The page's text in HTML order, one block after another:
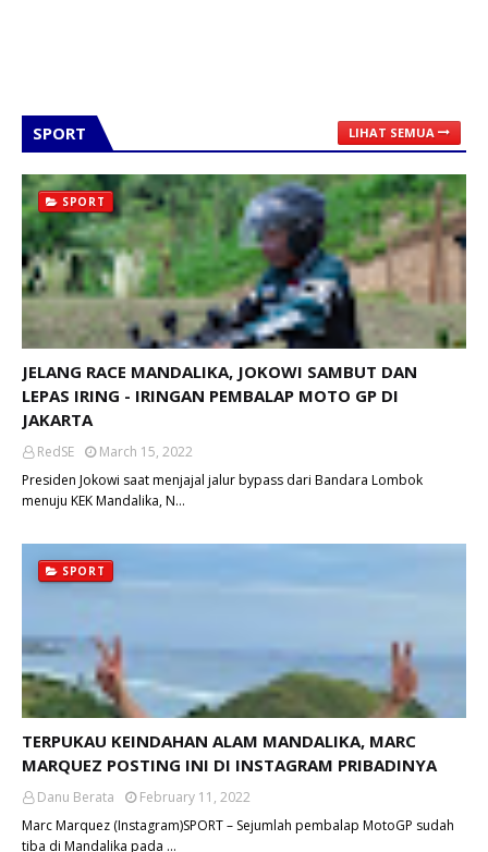
SPORT LIHAT SEMUA
SPORT
JELANG RACE MANDALIKA, JOKOWI SAMBUT DAN
LEPAS IRING - IRINGAN PEMBALAP MOTO GP DI
JAKARTA
RedSE
March 15, 2022
Presiden Jokowi saat menjajal jalur bypass dari Bandara Lombok
menuju KEK Mandalika, N…
SPORT
TERPUKAU KEINDAHAN ALAM MANDALIKA, MARC
MARQUEZ POSTING INI DI INSTAGRAM PRIBADINYA
Danu Berata
February 11, 2022
Marc Marquez (Instagram)SPORT – Sejumlah pembalap MotoGP sudah
tiba di Mandalika pada …